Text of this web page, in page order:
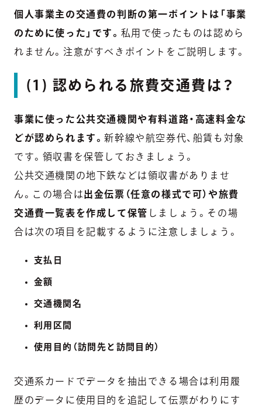
個人事業主の交通費の判断の第一ポイントは「事業
のために使った」です。 私用で使ったものは認めら
れません。注意がすべきポイントをご説明します。
(1) 認められる旅費交通費は？
事業に使った公共交通機関や有料道路・高速料金な
どが認められます。新幹線や航空券代、船賃も対象
です。領収書を保管しておきましょう。
公共交通機関の地下鉄などは領収書がありませ
ん。この場合は出金伝票（任意の様式で可）や旅費
交通費一覧表を作成して保管 しましょう。その場
合は次の項目を記載するように注意しましょう。
支払日
金額
交通機関名
利用区間
使用目的（訪問先と訪問目的）
交通系カードでデータを抽出できる場合は利用履
歴のデータに使用目的を追記して伝票がわりにす